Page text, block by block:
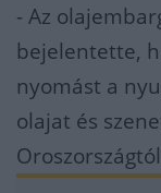
- Az
bejelentette,
nyomást a
olajat és